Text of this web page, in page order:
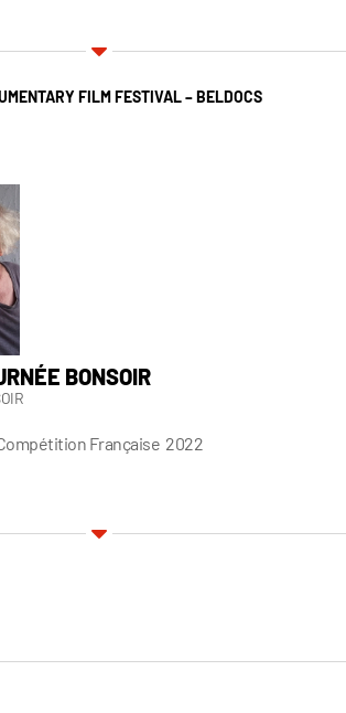
BONSOIR
Française 2022
FILM FESTIVAL – BELDOCS